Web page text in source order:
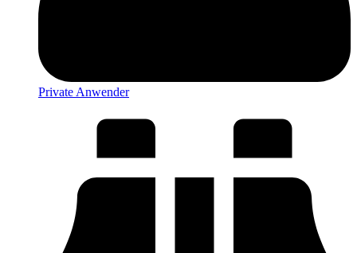
Private Anwender